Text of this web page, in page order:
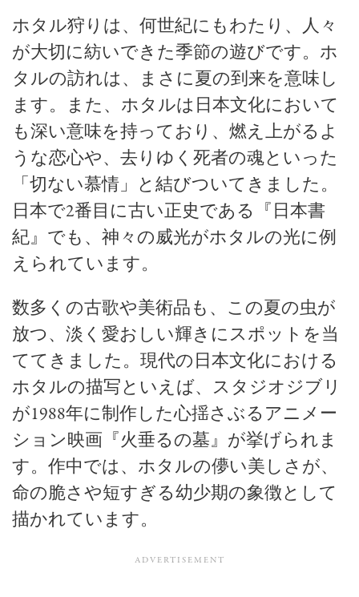
ホタル狩りは、何世紀にもわたり、人々
が大切に紡いできた季節の遊びです。ホ
タルの訪れは、まさに夏の到来を意味し
ます。また、ホタルは日本文化において
も深い意味を持っており、燃え上がるよ
うな恋心や、去りゆく死者の魂といった
「切ない慕情」と結びついてきました。
日本で2番目に古い正史である『日本書
紀』でも、神々の威光がホタルの光に例
えられています。
数多くの古歌や美術品も、この夏の虫が
放つ、淡く愛おしい輝きにスポットを当
ててきました。現代の日本文化における
ホタルの描写といえば、スタジオジブリ
が1988年に制作した心揺さぶるアニメー
ション映画 『火垂るの墓』が挙げられま
す。作中では、ホタルの儚い美しさが、
命の脆さや短すぎる幼少期の象徴として
描かれています。